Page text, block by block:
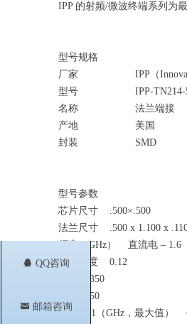
뀩 QQ咨询
낂 邮箱咨询
IPP 的射频/微波终端系列为
型号规格
厂家 IPP（Innovative
型号 IPP-TN214-
名称 法兰端接
产地 美国
封装 SMD
型号参数
芯片尺寸 .500×.500
法兰尺寸 .500 x 1.100 x
频率（GHz） 直流电 – 1.6
引线宽度 0.12
力量 350
价值 50
驻波比 1（GHz，最大值）